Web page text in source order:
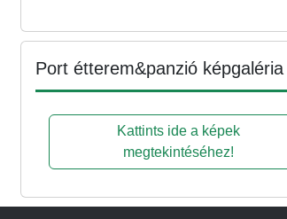
Port étterem&panzió képgaléria
Kattints ide a képek
megtekintéséhez!